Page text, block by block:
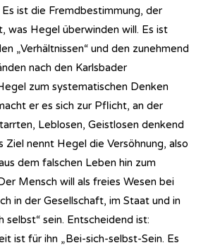
ist die Fremdbestimmung, der
was Hegel überwinden will. Es ist
„Verhältnissen“ und den zunehmend
nach den Karlsbader
zum systematischen Denken
er es sich zur Pflicht, an der
Leblosen, Geistlosen denkend
Ziel nennt Hegel die Versöhnung, also
dem falschen Leben hin zum
Mensch will als freies Wesen bei
in der Gesellschaft, im Staat und in
selbst“ sein. Entscheidend ist:
ist für ihn „Bei-sich-selbst-Sein. Es